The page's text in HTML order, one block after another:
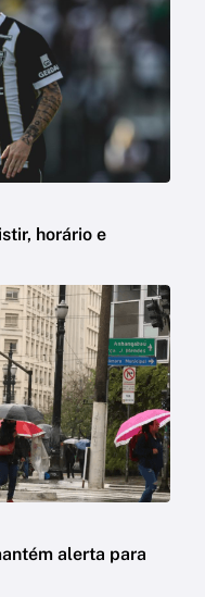
horário e
alerta para